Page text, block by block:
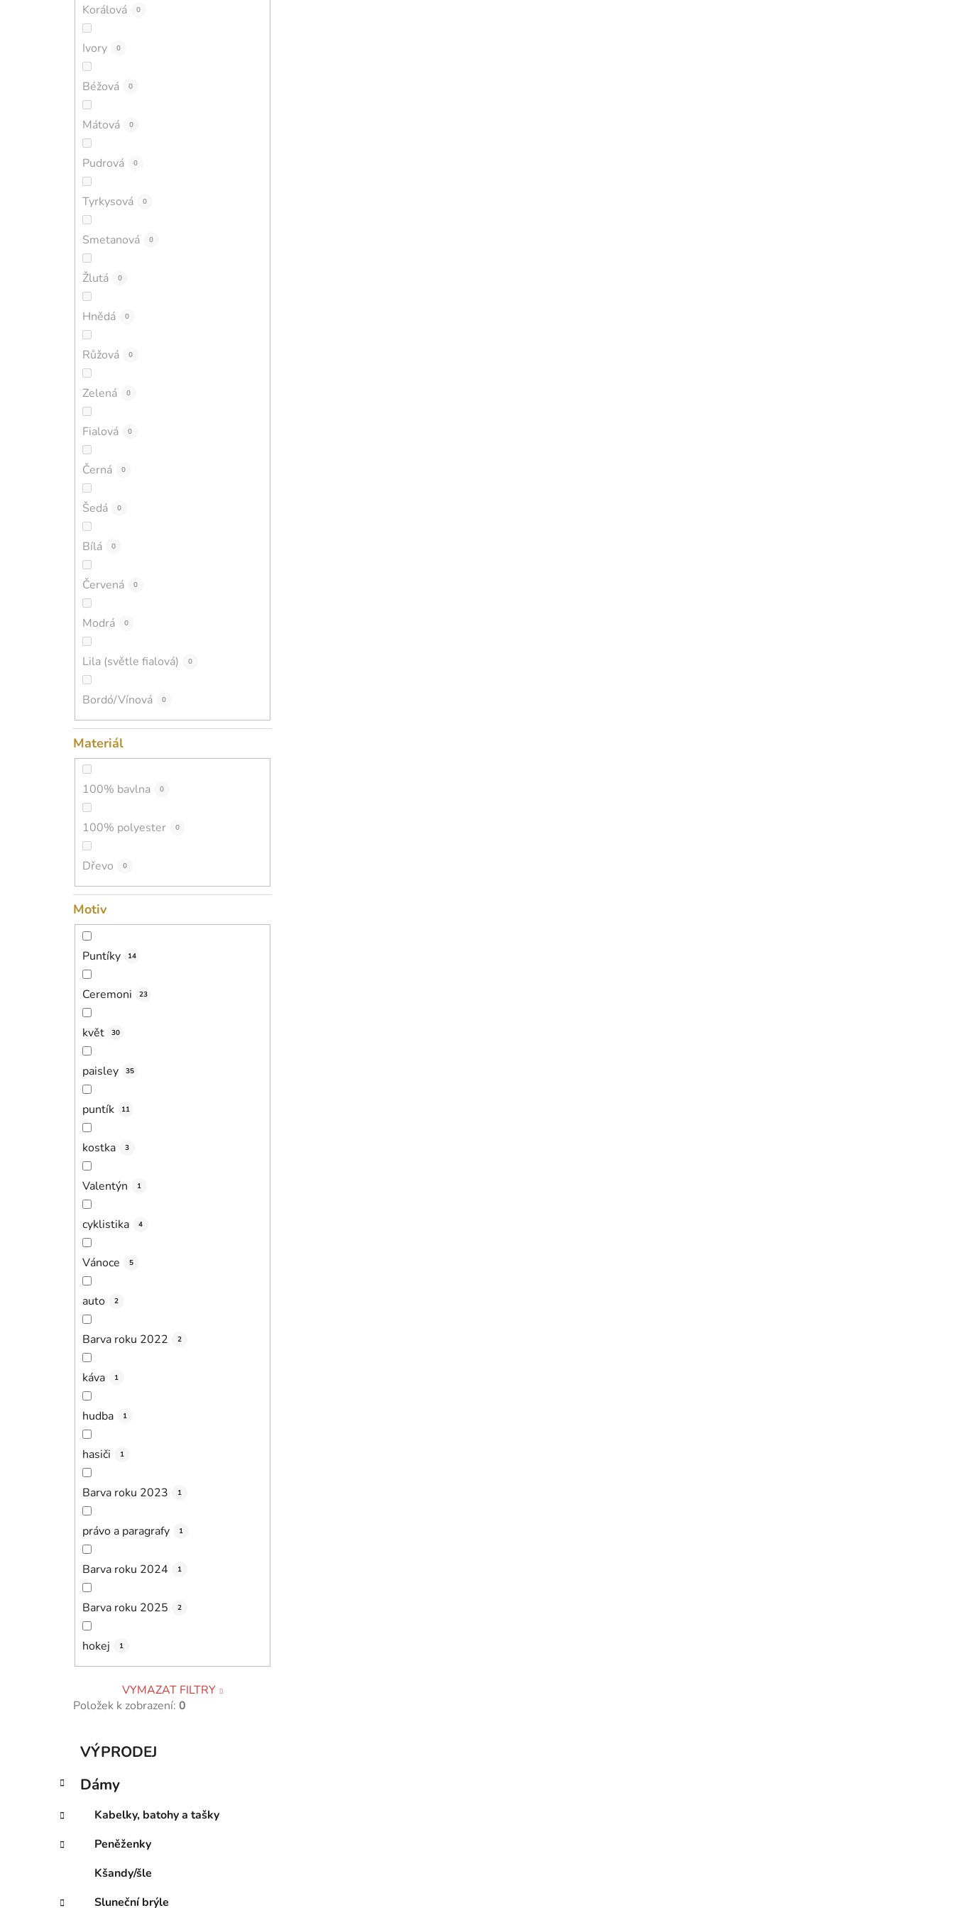
Korálová 0
Ivory 0
Béžová 0
Mátová 0
Pudrová 0
Tyrkysová 0
Smetanová 0
Žlutá 0
Hnědá 0
Růžová 0
Zelená 0
Fialová 0
Černá 0
Šedá 0
Bílá 0
Červená 0
Modrá 0
Lila (světle fialová) 0
Bordó/Vínová 0
Materiál
100% bavlna 0
100% polyester 0
Dřevo 0
Motiv
Puntíky 14
Ceremoni 23
květ 30
paisley 35
puntík 11
kostka 3
Valentýn 1
cyklistika 4
Vánoce 5
auto 2
Barva roku 2022 2
káva 1
hudba 1
hasiči 1
Barva roku 2023 1
právo a paragrafy 1
Barva roku 2024 1
Barva roku 2025 2
hokej 1
VYMAZAT FILTRY
Položek k zobrazení: 0
Přeskočit
kategorie
e
o
i
VÝPRODEJ
Dámy
Kabelky, batohy a tašky
Peněženky
Kšandy/šle
Sluneční brýle